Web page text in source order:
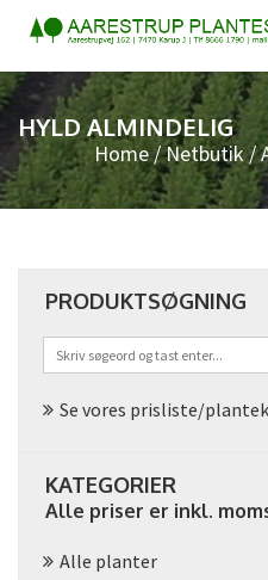
HYLD ALMINDELIG
Home/Netbutik/
PRODUKTSØGNING
Se vores prisliste/
KATEGORIER
Alle priser er inkl.
Alle planter